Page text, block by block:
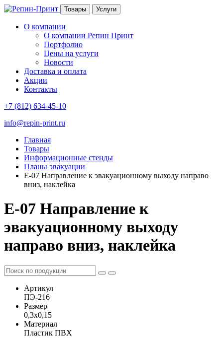
Товары Услуги
О компании
О компании Репин Принт
Портфолио
Цены на услуги
Новости
Доставка и оплата
Акции
Контакты
+7 (812) 634-45-10
info@repin-print.ru
Главная
Товары
Информационные стенды
Планы эвакуации
E-07 Направление к эвакуационному выходу направо
вниз, наклейка
E-07 Направление к
эвакуационному выходу
направо вниз, наклейка
Артикул
ПЭ-216
Размер
0,3x0,15
Материал
Пластик ПВХ